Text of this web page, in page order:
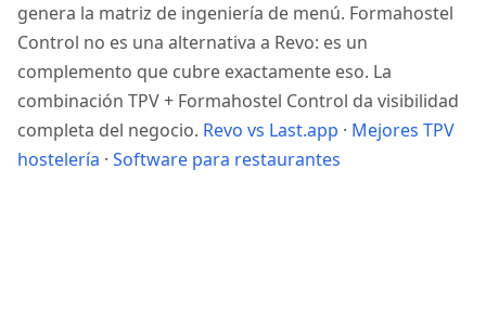
genera la matriz de ingeniería de menú. Formahostel
Control no es una alternativa a Revo: es un
complemento que cubre exactamente eso. La
combinación TPV + Formahostel Control da visibilidad
completa del negocio. Revo vs Last.app · Mejores TPV
hostelería · Software para restaurantes